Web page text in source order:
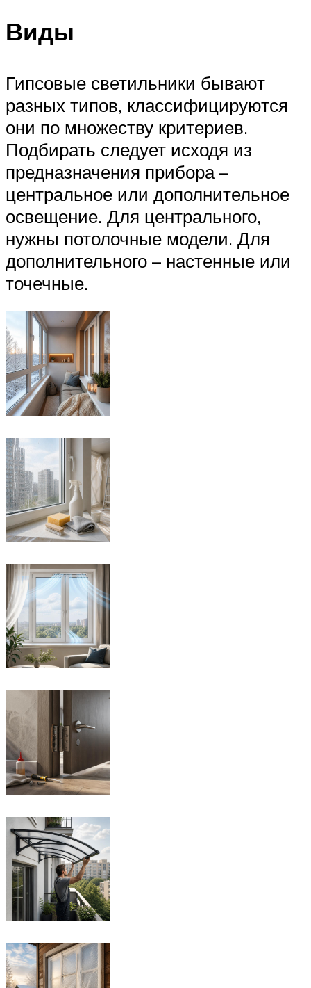
Виды
Гипсовые светильники бывают
разных типов, классифицируются
они по множеству критериев.
Подбирать следует исходя из
предназначения прибора –
центральное или дополнительное
освещение. Для центрального,
нужны потолочные модели. Для
дополнительного – настенные или
точечные.